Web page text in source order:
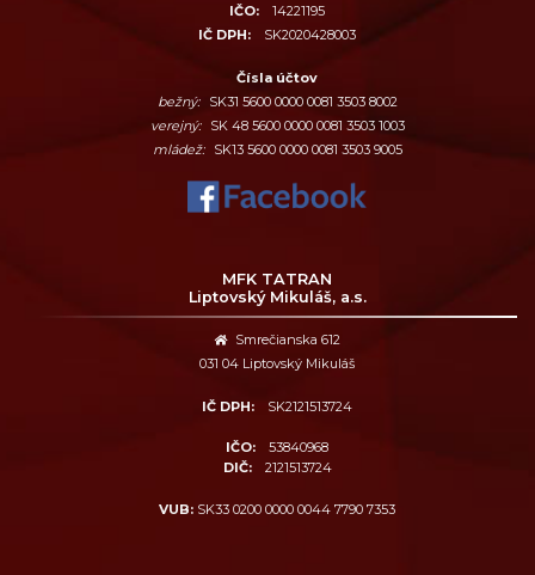
IČO:
14221195
IČ DPH:
SK2020428003
Čísla účtov
bežný:
SK31 5600 0000 0081 3503 8002
verejný:
SK 48 5600 0000 0081 3503 1003
mládež:
SK13 5600 0000 0081 3503 9005
MFK TATRAN
Liptovský Mikuláš, a.s.
Smrečianska 612
031 04 Liptovský Mikuláš
IČ DPH: SK2121513724
IČO:
53840968
DIČ:
2121513724
VUB: SK33 0200 0000 0044 7790 7353